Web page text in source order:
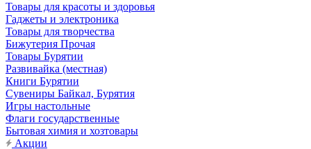
Товары для красоты и здоровья
Гаджеты и электроника
Товары для творчества
Бижутерия Прочая
Товары Бурятии
Развивайка (местная)
Книги Бурятии
Сувениры Байкал, Бурятия
Игры настольные
Флаги государственные
Бытовая химия и хозтовары
Акции